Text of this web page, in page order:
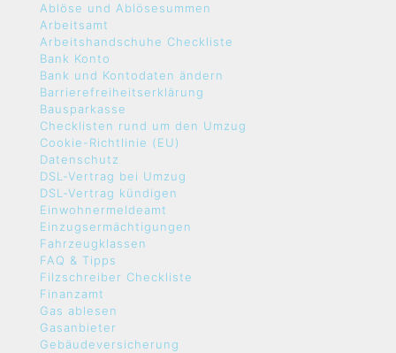
Ablöse und Ablösesummen
Arbeitsamt
Arbeitshandschuhe Checkliste
Bank Konto
Bank und Kontodaten ändern
Barrierefreiheitserklärung
Bausparkasse
Checklisten rund um den Umzug
Cookie-Richtlinie (EU)
Datenschutz
DSL-Vertrag bei Umzug
DSL-Vertrag kündigen
Einwohnermeldeamt
Einzugsermächtigungen
Fahrzeugklassen
FAQ & Tipps
Filzschreiber Checkliste
Finanzamt
Gas ablesen
Gasanbieter
Gebäudeversicherung